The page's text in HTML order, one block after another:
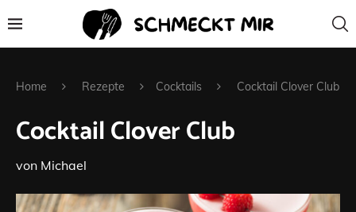
Home Rezepte Cocktails Cocktail Clover Club
Cocktail Clover Club
von Michael